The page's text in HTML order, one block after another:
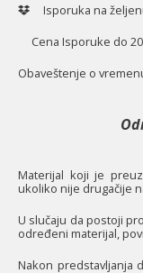
Isporuka na
Cena Isporuke do 20
Obaveštenje o
Materijal koji je
ukoliko nije drugačije
U slučaju da postoji
određeni materijal,
Nakon predstavljanja